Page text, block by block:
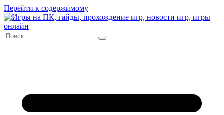
Перейти к содержимому